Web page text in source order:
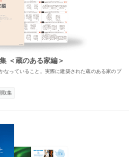
＜蔵のある家編＞
なっていること。実際に建築された蔵のある家のプ
取集